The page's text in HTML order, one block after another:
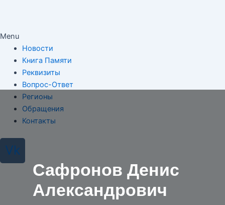
Menu
Новости
Книга Памяти
Реквизиты
Вопрос-Ответ
Регионы
Обращения
Контакты
Vk
Сафронов Денис
Александрович